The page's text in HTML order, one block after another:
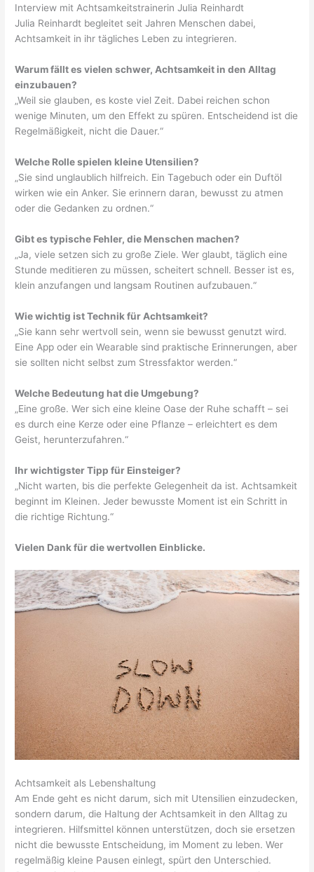
Interview mit Achtsamkeitstrainerin Julia Reinhardt
Julia Reinhardt begleitet seit Jahren Menschen dabei,
Achtsamkeit in ihr tägliches Leben zu integrieren.
Warum fällt es vielen schwer, Achtsamkeit in den Alltag
einzubauen?
„Weil sie glauben, es koste viel Zeit. Dabei reichen schon
wenige Minuten, um den Effekt zu spüren. Entscheidend ist die
Regelmäßigkeit, nicht die Dauer.“
Welche Rolle spielen kleine Utensilien?
„Sie sind unglaublich hilfreich. Ein Tagebuch oder ein Duftöl
wirken wie ein Anker. Sie erinnern daran, bewusst zu atmen
oder die Gedanken zu ordnen.“
Gibt es typische Fehler, die Menschen machen?
„Ja, viele setzen sich zu große Ziele. Wer glaubt, täglich eine
Stunde meditieren zu müssen, scheitert schnell. Besser ist es,
klein anzufangen und langsam Routinen aufzubauen.“
Wie wichtig ist Technik für Achtsamkeit?
„Sie kann sehr wertvoll sein, wenn sie bewusst genutzt wird.
Eine App oder ein Wearable sind praktische Erinnerungen, aber
sie sollten nicht selbst zum Stressfaktor werden.“
Welche Bedeutung hat die Umgebung?
„Eine große. Wer sich eine kleine Oase der Ruhe schafft – sei
es durch eine Kerze oder eine Pflanze – erleichtert es dem
Geist, herunterzufahren.“
Ihr wichtigster Tipp für Einsteiger?
„Nicht warten, bis die perfekte Gelegenheit da ist. Achtsamkeit
beginnt im Kleinen. Jeder bewusste Moment ist ein Schritt in
die richtige Richtung.“
Vielen Dank für die wertvollen Einblicke.
Achtsamkeit als Lebenshaltung
Am Ende geht es nicht darum, sich mit Utensilien einzudecken,
sondern darum, die Haltung der Achtsamkeit in den Alltag zu
integrieren. Hilfsmittel können unterstützen, doch sie ersetzen
nicht die bewusste Entscheidung, im Moment zu leben. Wer
regelmäßig kleine Pausen einlegt, spürt den Unterschied.